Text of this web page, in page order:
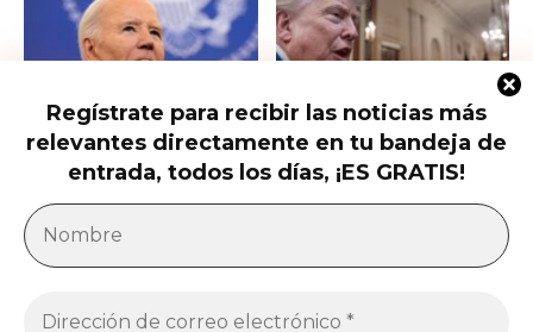
Regístrate para recibir las noticias más
relevantes directamente en tu bandeja de
entrada, todos los días, ¡ES GRATIS!
Hunter Biden habla del cáncer de
su padre que avanzó hasta...
Qué saber del nuevo intento de
Trump de limitar la ciudadanía...
América Latina
demócratas de impulsar una campaña contra...